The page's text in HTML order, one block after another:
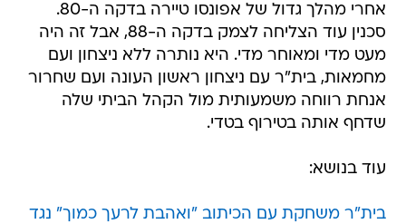
אחרי מהלך גדול של אפונסו טיירה בדקה ה-80.
סכנין עוד הצליחה לצמק בדקה ה-88, אבל זה היה
מעט מדי ומאוחר מדי. היא נותרה ללא ניצחון ועם
מחמאות, בית"ר עם ניצחון ראשון העונה ועם שחרור
אנחת רווחה משמעותית מול הקהל הביתי שלה
שדחף אותה בטירוף בטדי.
עוד בנושא:
בית"ר משחקת עם הכיתוב "ואהבת לרעך כמוך" נגד